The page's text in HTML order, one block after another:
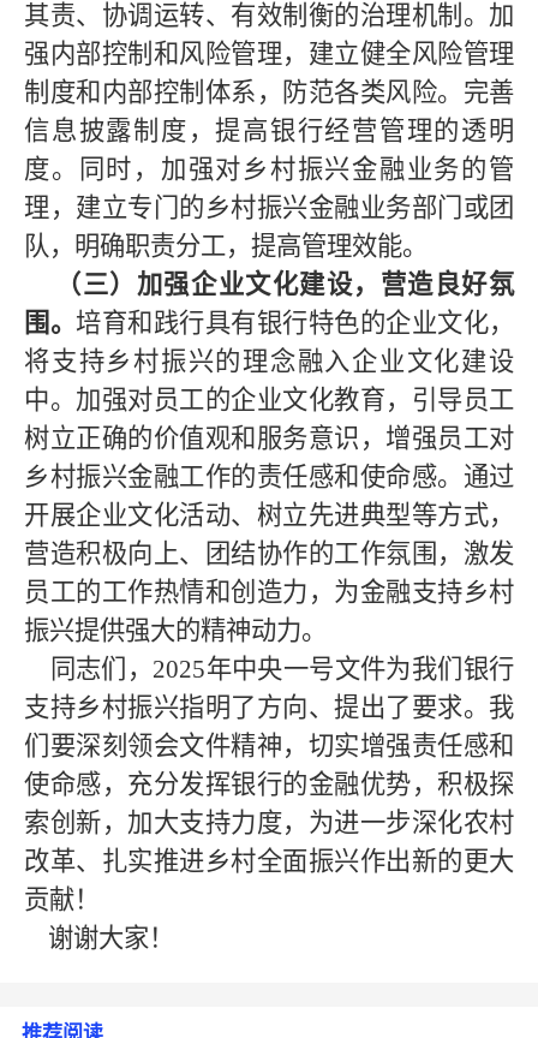
其责、协调运转、有效制衡的治理机制。加
强内部控制和风险管理，建立健全风险管理
制度和内部控制体系，防范各类风险。完善
信息披露制度，提高银行经营管理的透明
度。同时，加强对乡村振兴金融业务的管
理，建立专门的乡村振兴金融业务部门或团
队，明确职责分工，提高管理效能。
（三）加强企业文化建设，营造良好氛
围。 培育和践行具有银行特色的企业文化，
将支持乡村振兴的理念融入企业文化建设
中。加强对员工的企业文化教育，引导员工
树立正确的价值观和服务意识，增强员工对
乡村振兴金融工作的责任感和使命感。通过
开展企业文化活动、树立先进典型等方式，
营造积极向上、团结协作的工作氛围，激发
员工的工作热情和创造力，为金融支持乡村
振兴提供强大的精神动力。
同志们， 2025年中央一号文件为我们银行
支持乡村振兴指明了方向、提出了要求。我
们要深刻领会文件精神，切实增强责任感和
使命感，充分发挥银行的金融优势，积极探
索创新，加大支持力度，为进一步深化农村
改革、扎实推进乡村全面振兴作出新的更大
贡献！
谢谢大家！